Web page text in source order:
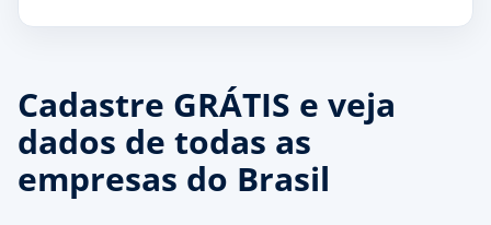
Cadastre GRÁTIS e veja
dados de todas as
empresas do Brasil